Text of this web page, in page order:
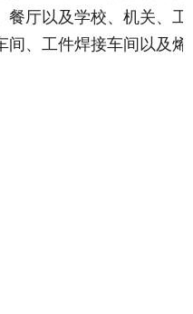
餐厅以及学校、机关、
间、工件焊接车间以及